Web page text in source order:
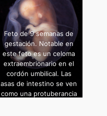
Feto de 9 semanas de
gestación. Notable en
este feto es un celoma
extraembrionario en el
cordón umbilical. Las
asas de intestino se ven
como una protuberancia